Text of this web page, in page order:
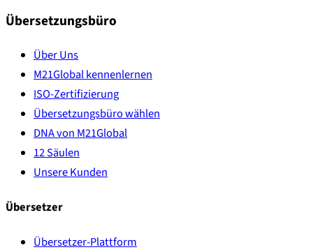
Übersetzungsbüro
Über Uns
M21Global kennenlernen
ISO-Zertifizierung
Übersetzungsbüro wählen
DNA von M21Global
12 Säulen
Unsere Kunden
Übersetzer
Übersetzer-Plattform